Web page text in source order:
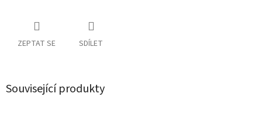
ZEPTAT SE SDÍLET
Související produkty